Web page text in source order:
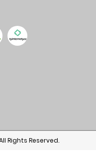
Rights Reserved.